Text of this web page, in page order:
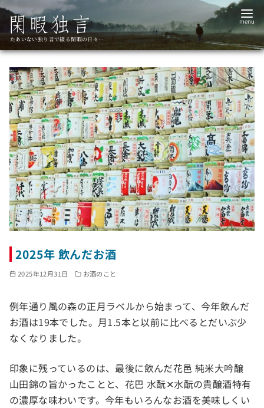
コ
テ
ン
たあいない独り言で綴る閑暇の日々…
2025年 飲んだお酒
2025年12月31日 お酒のこと
例年通り風の森の正月ラベルから始まって、今年飲んだ
お酒は19本でした。月1.5本と以前に比べるとだいぶ少
なくなりました。
印象に残っているのは、最後に飲んだ花邑 純米大吟醸
山田錦の旨かったことと、花巴 水酛✕水酛の貴醸酒特有
の濃厚な味わいです。今年もいろんなお酒を美味しくい